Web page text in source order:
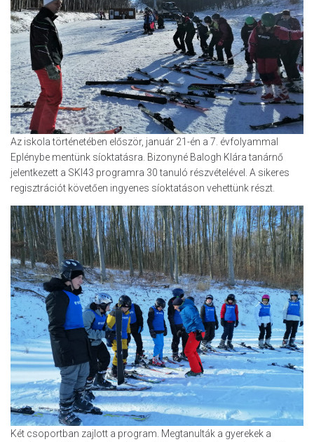
Az iskola történetében először, január 21-én a 7. évfolyammal
Eplénybe mentünk síoktatásra. Bizonyné Balogh Klára tanárnő
jelentkezett a SKI43 programra 30 tanuló részvételével. A sikeres
regisztrációt követően ingyenes síoktatáson vehettünk részt.
Két csoportban zajlott a program. Megtanulták a gyerekek a